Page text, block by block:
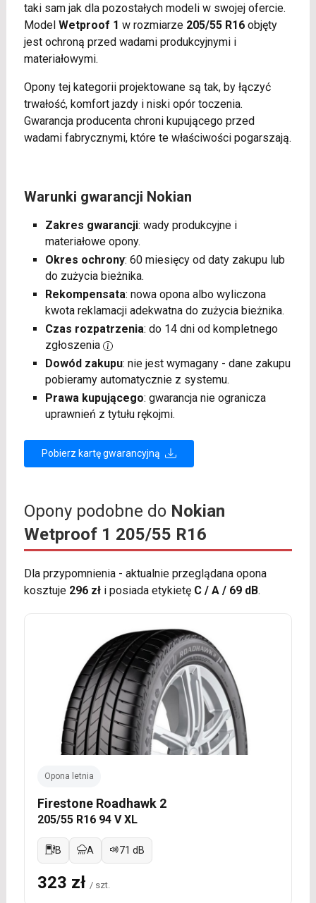
taki sam jak dla pozostałych modeli w swojej ofercie.
Model Wetproof 1 w rozmiarze 205/55 R16objęty
jest ochroną przed wadami produkcyjnymi i
materiałowymi.
Opony tej kategorii projektowane są tak, by łączyć
trwałość, komfort jazdy i niski opór toczenia.
Gwarancja producenta chroni kupującego przed
wadami fabrycznymi, które te właściwości pogarszają.
Warunki gwarancji Nokian
Zakres gwarancji: wady produkcyjne i
materiałowe opony.
Okres ochrony: 60 miesięcy od daty zakupu lub
do zużycia bieżnika.
Rekompensata: nowa opona albo wyliczona
kwota reklamacji adekwatna do zużycia bieżnika.
Czas rozpatrzenia: do 14 dni od kompletnego
zgłoszenia
Dowód zakupu: nie jest wymagany - dane zakupu
pobieramy automatycznie z systemu.
Prawa kupującego: gwarancja nie ogranicza
uprawnień z tytułu rękojmi.
Pobierz kartę gwarancyjną
Opony podobne do Nokian
Wetproof 1 205/55 R16
Dla przypomnienia - aktualnie przeglądana opona
kosztuje 296 złi posiada etykietę C / A / 69 dB.
Opona letnia
Firestone Roadhawk 2
205/55 R16 94 V XL
B A 71 dB
323 zł / szt.